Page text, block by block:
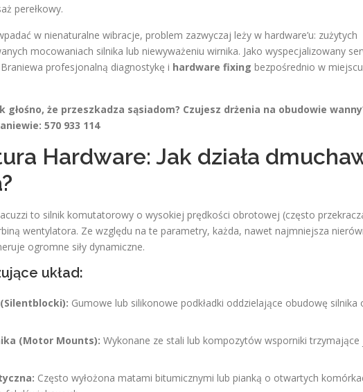
perełkowy.
w nienaturalne wibracje, problem zazwyczaj leży w hardware’u: zużytych
mocowaniach silnika lub niewyważeniu wirnika. Jako wyspecjalizowany
profesjonalną diagnostykę i hardware fixing bezpośrednio w
że przeszkadza sąsiadom? Czujesz drżenia na obudowie
570 933 114
Hardware: Jak działa
to silnik komutatorowy o wysokiej prędkości obrotowej (często
wentylatora. Ze względu na te parametry, każda, nawet najmniejsza
ogromne siły dynamiczne.
układ:
Gumowe lub silikonowe podkładki oddzielające obudowę silnika
(Motor Mounts): Wykonane ze stali lub kompozytów wsporniki trzymające
Często wyłożona matami bitumicznymi lub pianką o otwartych